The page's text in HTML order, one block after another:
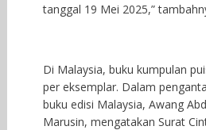
tanggal 19 Mei 2025,”
Di Malaysia, buku kumpulan
per eksemplar. Dalam
buku edisi Malaysia, Awang
Marusin, mengatakan Surat